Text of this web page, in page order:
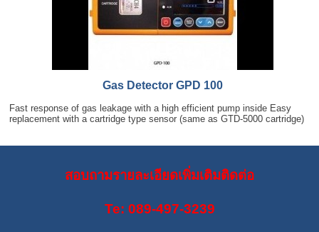
Gas Detector GPD 100
Fast response of gas leakage with a high efficient pump inside Easy
replacement with a cartridge type sensor (same as GTD-5000 cartridge)
สอบถามรายละเอียดเพิ่มเติมติดต่อ
Te: 089-497-3239